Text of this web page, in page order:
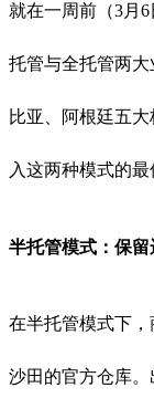
就在一周前（3月
托管与全托管两
比亚、阿根廷五大
入这两种模式的最
半托管模式：保
在半托管模式下
沙田的官方仓库